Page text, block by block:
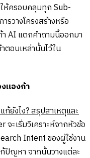
ห้ครอบคลุมทุก Sub-
รวางโครงสร้างหรือ
AI แตกคำถามนี้ออกมา
ตอบเหล่านั้นไว้ใน
แองก้า
ยังไง? สรุปสาเหตุและ
ะเริ่มวิเคราะห์จากหัวข้อ
Intent ของผู้ใช้งาน
ก้ปัญหา จากนั้นวางแต่ละ